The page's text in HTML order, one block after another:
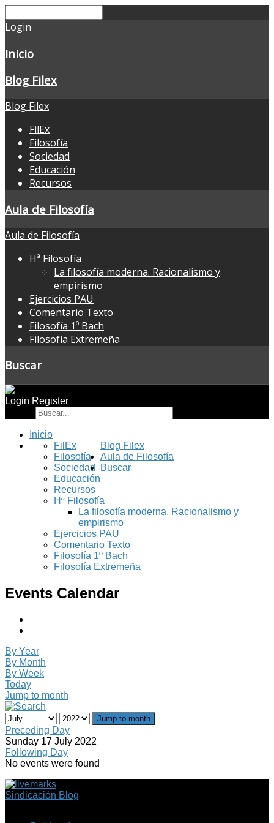
Login
Inicio
Blog Filex
Blog Filex
FilEx
Filosofía
Sociedad
Educación
Recursos
Aula de Filosofía
Aula de Filosofía
Hª Filosofía
La filosofía moderna. Racionalismo y
empirismo
Ejercicios PAU
Comentario Texto
Filosofía 1º Bach
Filosofía Extremeña
Buscar
Login Register
Inicio
Blog Filex
FilEx
Filosofía
Sociedad
Educación
Recursos
Aula de Filosofía
Hª Filosofía
La filosofía moderna. Racionalismo y
empirismo
Ejercicios PAU
Comentario Texto
Filosofía 1º Bach
Filosofía Extremeña
Buscar
Events Calendar
By Year
By Month
By Week
Today
Jump to month
Jump to month
Preceding Day
Sunday 17 July 2022
Following Day
No events were found
Sindicación Blog